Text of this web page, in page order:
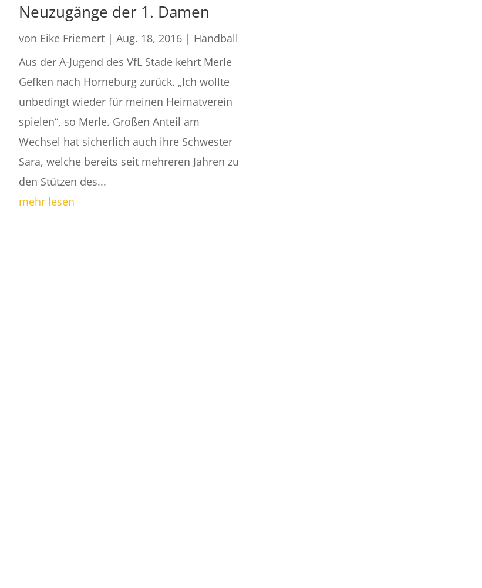
Neuzugänge der 1. Damen
von Eike Friemert| Aug. 18, 2016| Handball
Aus der A-Jugend des VfL Stade kehrt Merle
Gefken nach Horneburg zurück. „Ich wollte
unbedingt wieder für meinen Heimatverein
spielen“, so Merle. Großen Anteil am
Wechsel hat sicherlich auch ihre Schwester
Sara, welche bereits seit mehreren Jahren zu
den Stützen des...
mehr lesen